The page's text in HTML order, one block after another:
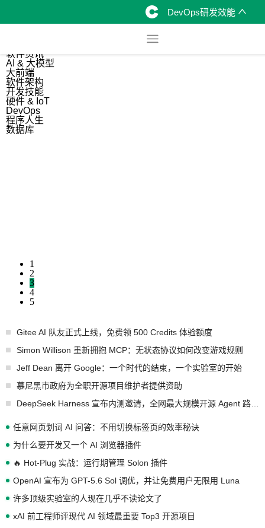
DevOps研发效能
软件资讯
AI & 大模型
大前端
软件架构
开发技能
硬件 & IoT
DevOps
程序人生
数据库
1
2
3
4
5
Gitee AI 队友正式上线，免费领 500 Credits 体验额度
Simon Willison 重新拥抱 MCP：无状态协议如何改变游戏规则
Jeff Dean 离开 Google：一个时代的结束，一个实验室的开始
慕尼黑市政府为全职开源项目维护者提供资助
任意网页划词 AI 问答：不用切换标签页的效率秘诀
为什么要开发又一个 AI 浏览器插件
🔥 Hot-Plug 实战：运行期管理 Solon 插件
OpenAI 宣布为 GPT-5.6 Sol 调优，并让免费用户无限用 Luna
许多顶级实验室的人现在几乎不读论文了
xAI 前工程师评现代 AI 领域最重要 Top3 开源项目